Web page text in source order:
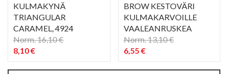
KULMAKYNÄ
TRIANGULAR
CARAMEL, 4924
Norm. 16,10 €
8,10 €
BROW KESTOVÄRI
KULMAKARVOILLE
VAALEANRUSKEA
Norm. 13,10 €
6,55 €